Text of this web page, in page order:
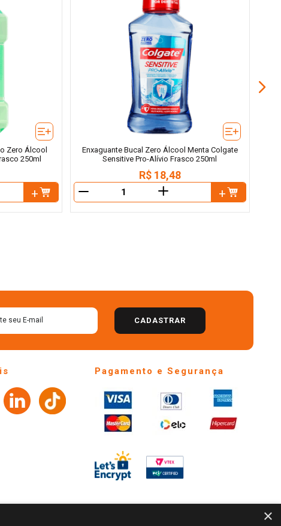
Zero Álcool
250ml
Enxaguante Bucal Zero Álcool Menta Colgate
Sensitive Pro-Alívio Frasco 250ml
R$ 18,48
＋
CADASTRAR
Pagamento e Segurança
×